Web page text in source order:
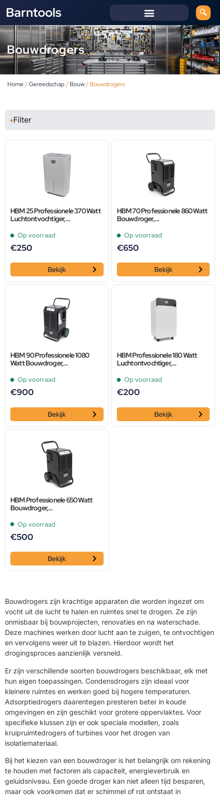
Barntools
Bouwdrogers
Home/Gereedschap/ Bouw/ Bouwdrogers
Filter
HBM 25 Professionele 370 Watt
Luchtontvochtiger,
Op voorraad
€250
Bekijk
HBM 70 Professionele 860 Watt
Bouwdroger,
Vochtvanger 70 Liter
Op voorraad
€650
Bekijk
HBM 90 Professionele 1080
Watt Bouwdroger,
Vochtvanger 90 Liter
Op voorraad
€900
Bekijk
HBM Professionele 180 Watt
Luchtontvochtiger,
Op voorraad
€200
Bekijk
HBM Professionele 650 Watt
Bouwdroger,
Vochtvanger 50 Liter
Op voorraad
€500
Bekijk
Bouwdrogers zijn krachtige apparaten die worden ingezet om
vocht uit de lucht te halen en ruimtes snel te drogen. Ze zijn
onmisbaar bij bouwprojecten, renovaties en na waterschade.
Deze machines werken door lucht aan te zuigen, te ontvochtigen
en vervolgens weer uit te blazen. Hierdoor wordt het
drogingsproces aanzienlijk versneld.
Er zijn verschillende soorten bouwdrogers beschikbaar, elk met
hun eigen toepassingen. Condensdrogers zijn ideaal voor
kleinere ruimtes en werken goed bij hogere temperaturen.
Adsorptiedrogers daarentegen presteren beter in koude
omgevingen en zijn geschikt voor grotere oppervlaktes. Voor
specifieke klussen zijn er ook speciale modellen, zoals
kruipruimtedrogers of turbines voor het drogen van
isolatiemateriaal.
Bij het kiezen van een bouwdroger is het belangrijk om rekening
te houden met factoren als capaciteit, energieverbruik en
geluidsniveau. Een goede droger kan niet alleen tijd besparen,
maar ook voorkomen dat er schimmel of rot ontstaat in